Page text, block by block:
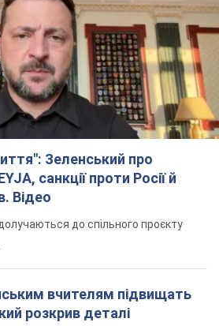
Зеленський про
санкції проти Росії й
Відео
до спільного проєкту
вчителям підвищать
розкрив деталі